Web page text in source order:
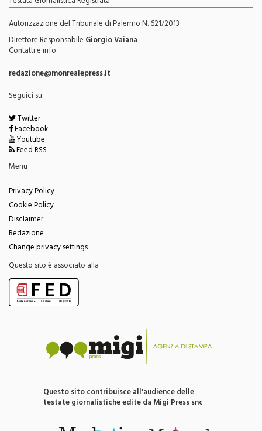
Autorizzazione del Tribunale di Palermo N. 621/2013
Direttore ResponsabileGiorgio Vaiana
Contatti e info
redazione@monrealepress.it
Twitter
Facebook
Youtube
Feed RSS
Menu
Privacy Policy
Cookie Policy
Disclaimer
Redazione
Change privacy settings
Questo sito è associato alla
testate giornalistiche edite da Migi Press snc